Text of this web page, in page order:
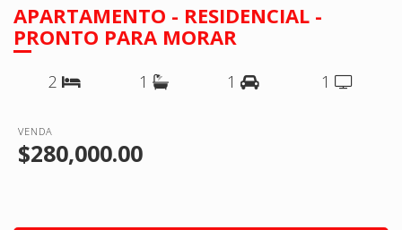
APARTAMENTO - RESIDENCIAL -
PRONTO PARA MORAR
2 1 1 1
VENDA
$280,000.00